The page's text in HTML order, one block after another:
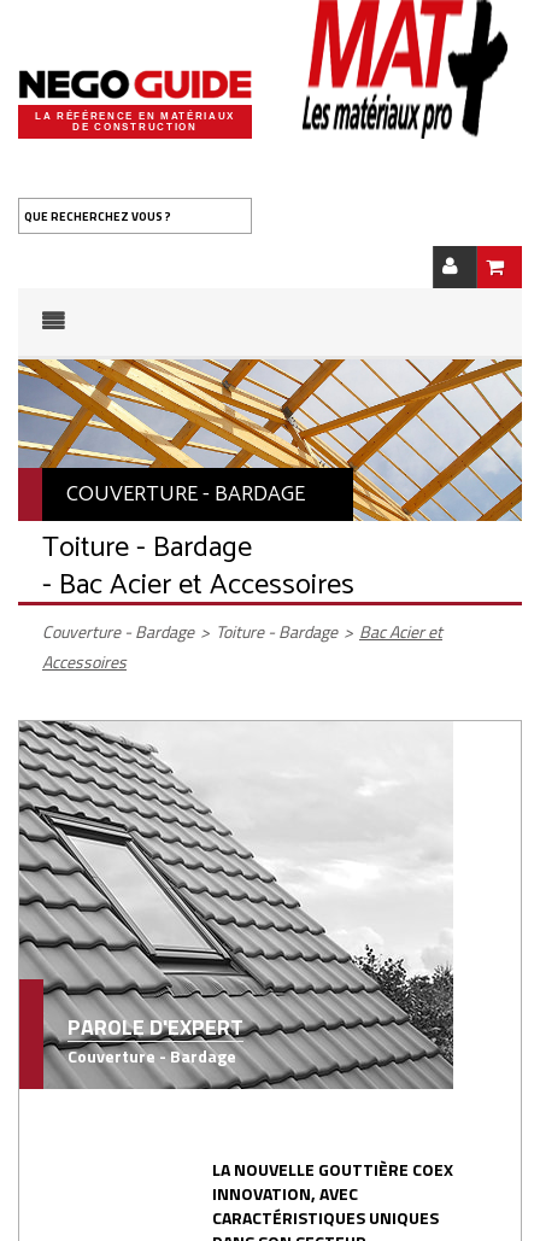
LA RÉFÉRENCE EN MATÉRIAUX
DE CONSTRUCTION
QUE RECHERCHEZ VOUS ?
COUVERTURE - BARDAGE
Toiture - Bardage
- Bac Acier et Accessoires
Couverture - Bardage > Toiture - Bardage > Bac Acier et
Accessoires
PAROLE D'EXPERT
Couverture - Bardage
LA NOUVELLE GOUTTIÈRE COEX
INNOVATION, AVEC
CARACTÉRISTIQUES UNIQUES